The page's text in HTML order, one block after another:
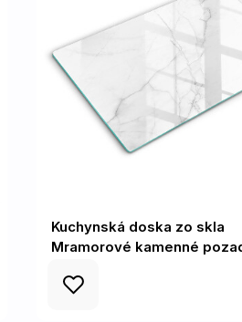
Kuchynská doska zo skla
Mramorové kamenné